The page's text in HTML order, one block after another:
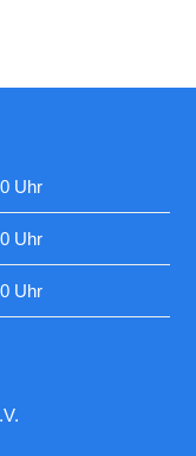
Uhr
Uhr
Uhr